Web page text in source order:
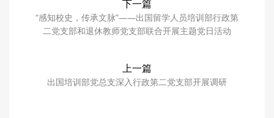
下一篇
“感知校史，传承文脉”——出国留学人员培训部行政第
二党支部和退休教师党支部联合开展主题党日活动
上一篇
出国培训部党总支深入行政第二党支部开展调研